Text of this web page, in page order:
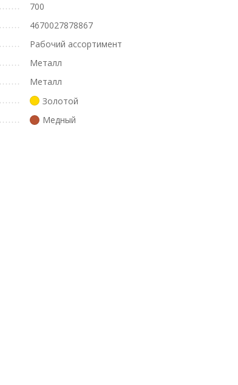
700
4670027878867
Рабочий ассортимент
Металл
Металл
Золотой
Медный